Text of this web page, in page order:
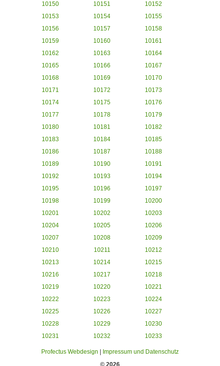
10150
10151
10152
10153
10154
10155
10156
10157
10158
10159
10160
10161
10162
10163
10164
10165
10166
10167
10168
10169
10170
10171
10172
10173
10174
10175
10176
10177
10178
10179
10180
10181
10182
10183
10184
10185
10186
10187
10188
10189
10190
10191
10192
10193
10194
10195
10196
10197
10198
10199
10200
10201
10202
10203
10204
10205
10206
10207
10208
10209
10210
10211
10212
10213
10214
10215
10216
10217
10218
10219
10220
10221
10222
10223
10224
10225
10226
10227
10228
10229
10230
10231
10232 10233
Profectus Webdesign
Impressum und Datenschutz